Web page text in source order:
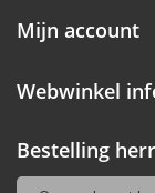
Mijn account
Webwinkel
Bestelling